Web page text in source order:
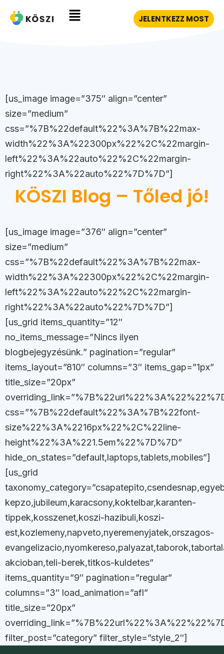
JELENTKEZZ MOST
[us_image image=”375″ align=”center”
size=”medium”
css=”%7B%22default%22%3A%7B%22max-
width%22%3A%22300px%22%2C%22margin-
left%22%3A%22auto%22%2C%22margin-
right%22%3A%22auto%22%7D%7D”]
KÖSZI Blog – Tőled jó!
[us_image image=”376″ align=”center”
size=”medium”
css=”%7B%22default%22%3A%7B%22max-
width%22%3A%22300px%22%2C%22margin-
left%22%3A%22auto%22%2C%22margin-
right%22%3A%22auto%22%7D%7D”]
[us_grid items_quantity=”12″
no_items_message=”Nincs ilyen
blogbejegyzésünk.” pagination=”regular”
items_layout=”810″ columns=”3″ items_gap=”1px”
title_size=”20px”
css=”%7B%22default%22%3A%7B%22font-
size%22%3A%2216px%22%2C%22line-
height%22%3A%221.5em%22%7D%7D”
hide_on_states=”default,laptops,tablets,mobiles”]
[us_grid
kepzo,jubileum,karacsony,koktelbar,karanten-
tippek,kosszenet,koszi-hazibuli,koszi-
est,kozlemeny,napveto,nyeremenyjatek,orszagos-
akcioban,teli-berek,titkos-kuldetes”
items_quantity=”9″ pagination=”regular”
columns=”3″ load_animation=”afl”
title_size=”20px”
filter_post=”category” filter_style=”style_2″]